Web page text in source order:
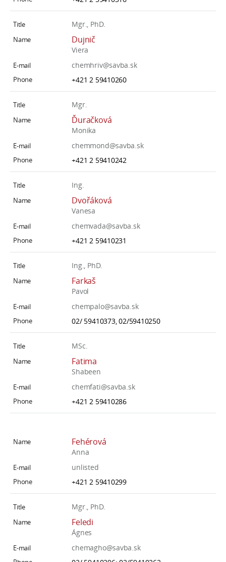
Mgr., PhD.
Dujnič
Viera
chemhriv@savba.sk
+421 2 59410260
Mgr.
Ďuračková
Monika
chemmond@savba.sk
+421 2 59410242
Ing.
Dvořáková
Vanesa
chemvada@savba.sk
+421 2 59410231
Ing., PhD.
Farkaš
Pavol
chempalo@savba.sk
02/ 59410373, 02/59410250
MSc.
Fatima
Shabeen
chemfati@savba.sk
+421 2 59410286
Fehérová
Anna
unlisted
+421 2 59410299
Mgr., PhD.
Feledi
Ágnes
chemagho@savba.sk